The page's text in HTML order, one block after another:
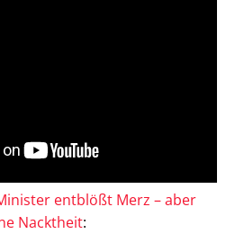
entblößt Merz – aber
Nacktheit: